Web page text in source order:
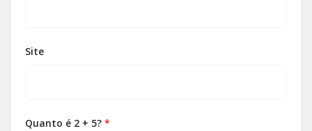
Site
Quanto é 2 + 5? *